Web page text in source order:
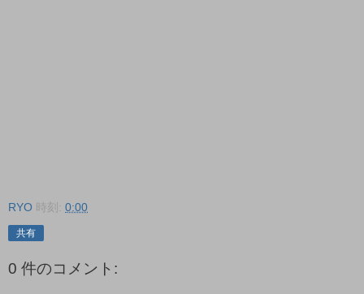
RYO 時刻: 0:00
共有
0 件のコメント: